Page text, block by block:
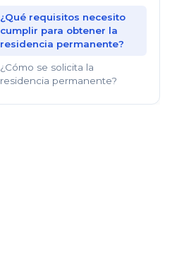
¿Qué requisitos necesito
cumplir para obtener la
residencia permanente?
¿Cómo se solicita la
residencia permanente?